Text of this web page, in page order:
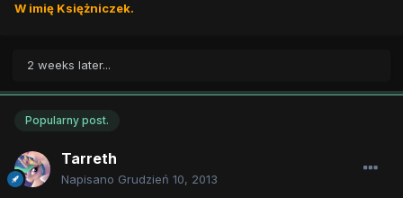
W imię Księżniczek.
2 weeks later...
Popularny post.
Tarreth
Napisano Grudzień 10, 2013